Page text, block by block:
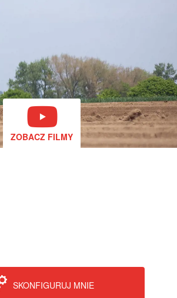
ZOBACZ FILMY
SKONFIGURUJ MNIE